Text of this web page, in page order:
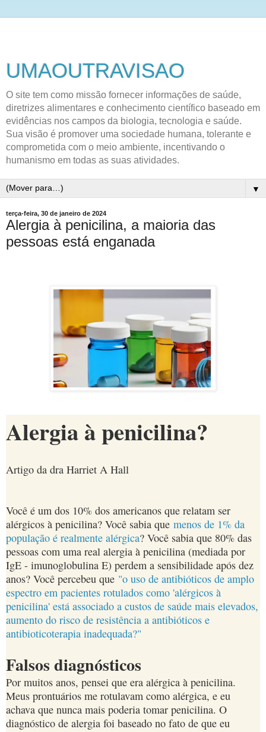
UMAOUTRAVISAO
O site tem como missão fornecer informações de saúde,
diretrizes alimentares e conhecimento científico baseado em
evidências nos campos da biologia, tecnologia e saúde.
Sua visão é promover uma sociedade humana, tolerante e
comprometida com o meio ambiente, incentivando o
humanismo em todas as suas atividades.
▼
terça-feira, 30 de janeiro de 2024
Alergia à penicilina, a maioria das
pessoas está enganada
Alergia à penicilina?
Artigo da dra Harriet A Hall
Você é um dos 10% dos americanos que relatam ser
alérgicos à penicilina? Você sabia que menos de 1% da
população é realmente alérgica? Você sabia que 80% das
pessoas com uma real alergia à penicilina (mediada por
IgE - imunoglobulina E) perdem a sensibilidade após dez
anos? Você percebeu que "o uso de antibióticos de amplo
espectro em pacientes rotulados como 'alérgicos à
penicilina' está associado a custos de saúde mais elevados,
aumento do risco de resistência a antibióticos e
antibioticoterapia inadequada?"
Falsos diagnósticos
Por muitos anos, pensei que era alérgica à penicilina.
Meus prontuários me rotulavam como alérgica, e eu
achava que nunca mais poderia tomar penicilina. O
diagnóstico de alergia foi baseado no fato de que eu